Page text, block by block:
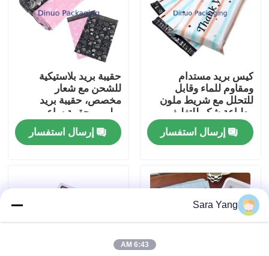
معلومات عنا
مراقبة الجودة
اتصل بنا
أخبار
القضايا
الحقائب البريدية فقاعي
كيس بريد مستدام
ومقاوم للماء وقابل
للتحلل مع شريط ملون
وطباعة شكر للتغليف
إرسال استفسار
حقيبة بريد بلاستيكية
للشحن مع شعار
مخصص، حقيبة بريد
بوليمر، حقيبة ساعي
البريد
إرسال استفسار
Sara Yang
6:43 AM